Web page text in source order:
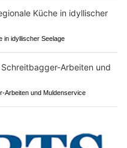
in idyllischer Seelage
Arbeiten und Muldenservice